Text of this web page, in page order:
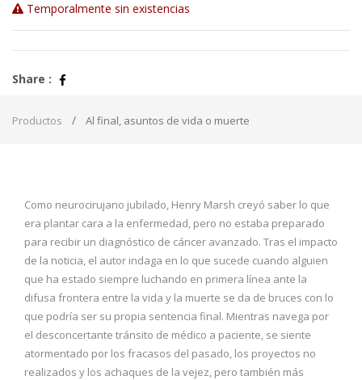
Temporalmente sin existencias
Share :
Productos Al final, asuntos de vida o muerte
Como neurocirujano jubilado, Henry Marsh creyó saber lo que
era plantar cara a la enfermedad, pero no estaba preparado
para recibir un diagnóstico de cáncer avanzado. Tras el impacto
de la noticia, el autor indaga en lo que sucede cuando alguien
que ha estado siempre luchando en primera línea ante la
difusa frontera entre la vida y la muerte se da de bruces con lo
que podría ser su propia sentencia final. Mientras navega por
el desconcertante tránsito de médico a paciente, se siente
atormentado por los fracasos del pasado, los proyectos no
realizados y los achaques de la vejez, pero también más